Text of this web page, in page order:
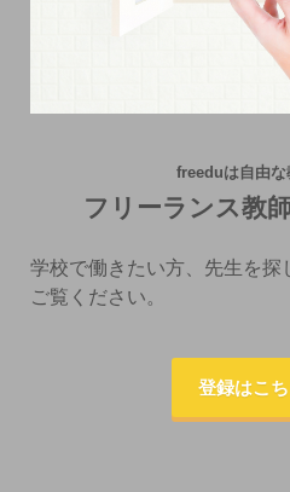
freeduは自由な
フリーランス教
学校で働きたい方、先生を探
ご覧ください。
登録はこ